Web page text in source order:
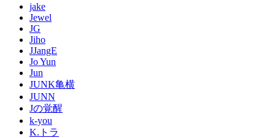
jake
Jewel
JG
Jiho
JJangE
Jo Yun
Jun
JUNK亀横
JUNN
Jの覚醒
k-you
K.トラ